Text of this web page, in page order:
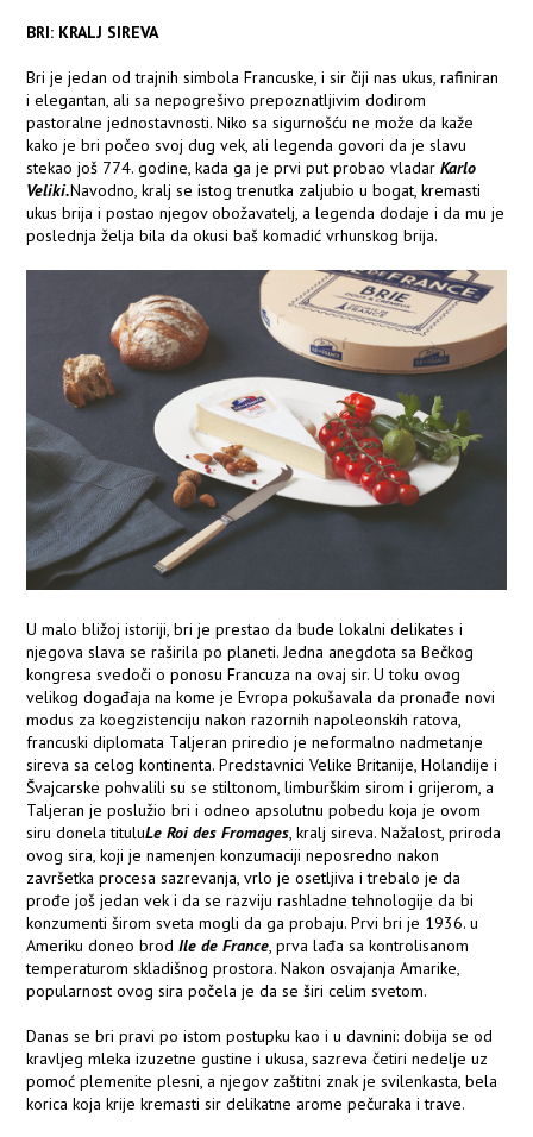
BRI: KRALJ SIREVA
Bri je jedan od trajnih simbola Francuske, i sir čiji nas ukus, rafiniran
i elegantan, ali sa nepogrešivo prepoznatljivim dodirom
pastoralne jednostavnosti. Niko sa sigurnošću ne može da kaže
kako je bri počeo svoj dug vek, ali legenda govori da je slavu
stekao još 774. godine, kada ga je prvi put probao vladarKarlo
Veliki.Navodno, kralj se istog trenutka zaljubio u bogat, kremasti
ukus brija i postao njegov obožavatelj, a legenda dodaje i da mu je
poslednja želja bila da okusi baš komadić vrhunskog brija.
U malo bližoj istoriji, bri je prestao da bude lokalni delikates i
njegova slava se raširila po planeti. Jedna anegdota sa Bečkog
kongresa svedoči o ponosu Francuza na ovaj sir. U toku ovog
velikog događaja na kome je Evropa pokušavala da pronađe novi
modus za koegzistenciju nakon razornih napoleonskih ratova,
francuski diplomata Taljeran priredio je neformalno nadmetanje
sireva sa celog kontinenta. Predstavnici Velike Britanije, Holandije i
Švajcarske pohvalili su se stiltonom, limburškim sirom i grijerom, a
Taljeran je poslužio bri i odneo apsolutnu pobedu koja je ovom
siru donela tituluLe Roi des Fromages, kralj sireva. Nažalost, priroda
ovog sira, koji je namenjen konzumaciji neposredno nakon
završetka procesa sazrevanja, vrlo je osetljiva i trebalo je da
prođe još jedan vek i da se razviju rashladne tehnologije da bi
konzumenti širom sveta mogli da ga probaju. Prvi bri je 1936. u
Ameriku doneo brodIle de France, prva lađa sa kontrolisanom
temperaturom skladišnog prostora. Nakon osvajanja Amarike,
popularnost ovog sira počela je da se širi celim svetom.
Danas se bri pravi po istom postupku kao i u davnini: dobija se od
kravljeg mleka izuzetne gustine i ukusa, sazreva četiri nedelje uz
pomoć plemenite plesni, a njegov zaštitni znak je svilenkasta, bela
korica koja krije kremasti sir delikatne arome pečuraka i trave.